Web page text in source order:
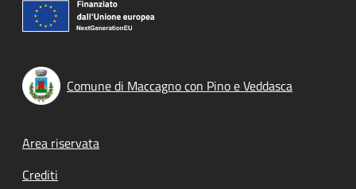
Comune di Maccagno con Pino e Veddasca
Footer menu
Area riservata
Crediti